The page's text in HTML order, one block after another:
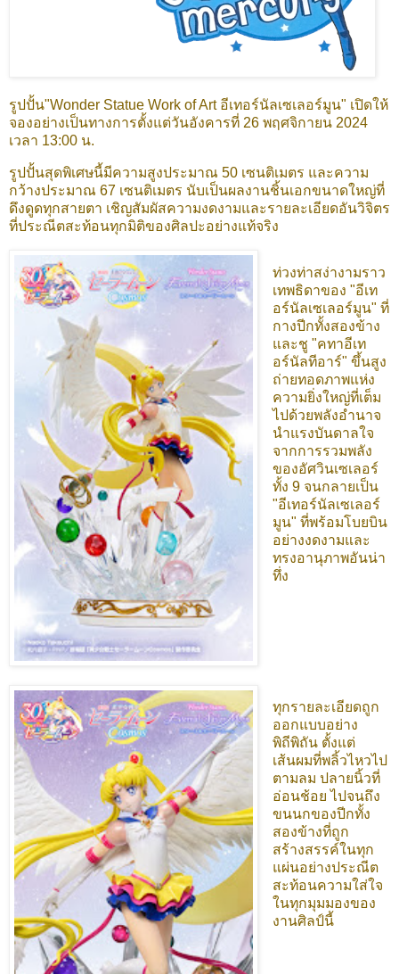
รูปปั้น"Wonder Statue Work of Art อีเทอร์นัลเซเลอร์มูน" เปิดให้
จองอย่างเป็นทางการตั้งแต่วันอังคารที่ 26 พฤศจิกายน 2024
เวลา 13:00 น.
รูปปั้นสุดพิเศษนี้มีความสูงประมาณ 50 เซนติเมตร และความ
กว้างประมาณ 67 เซนติเมตร นับเป็นผลงานชิ้นเอกขนาดใหญ่ที่
ดึงดูดทุกสายตา เชิญสัมผัสความงดงามและรายละเอียดอันวิจิตร
ที่ประณีตสะท้อนทุกมิติของศิลปะอย่างแท้จริง
ท่วงท่าสง่างามราว
เทพธิดาของ "อีเท
อร์นัลเซเลอร์มูน" ที่
กางปีกทั้งสองข้าง
และชู "คทาอีเท
อร์นัลทีอาร์" ขึ้นสูง
ถ่ายทอดภาพแห่ง
ความยิ่งใหญ่ที่เต็ม
ไปด้วยพลังอำนาจ
นำแรงบันดาลใจ
จากการรวมพลัง
ของอัศวินเซเลอร์
ทั้ง 9 จนกลายเป็น
"อีเทอร์นัลเซเลอร์
มูน" ที่พร้อมโบยบิน
อย่างงดงามและ
ทรงอานุภาพอันน่า
ทึ่ง
ทุกรายละเอียดถูก
ออกแบบอย่าง
พิถีพิถัน ตั้งแต่
เส้นผมที่พลิ้วไหวไป
ตามลม ปลายนิ้วที่
อ่อนช้อย ไปจนถึง
ขนนกของปีกทั้ง
สองข้างที่ถูก
สร้างสรรค์ในทุก
แผ่นอย่างประณีต
สะท้อนความใส่ใจ
ในทุกมุมมองของ
งานศิลป์นี้